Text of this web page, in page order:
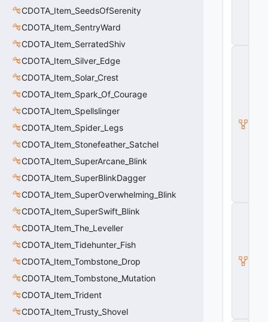
CDOTA_Item_SeedsOfSerenity
CDOTA_Item_SentryWard
CDOTA_Item_SerratedShiv
CDOTA_Item_Silver_Edge
CDOTA_Item_Solar_Crest
CDOTA_Item_Spark_Of_Courage
CDOTA_Item_Spellslinger
CDOTA_Item_Spider_Legs
CDOTA_Item_Stonefeather_Satchel
CDOTA_Item_SuperArcane_Blink
CDOTA_Item_SuperBlinkDagger
CDOTA_Item_SuperOverwhelming_Blink
CDOTA_Item_SuperSwift_Blink
CDOTA_Item_The_Leveller
CDOTA_Item_Tidehunter_Fish
CDOTA_Item_Tombstone_Drop
CDOTA_Item_Tombstone_Mutation
CDOTA_Item_Trident
CDOTA_Item_Trusty_Shovel